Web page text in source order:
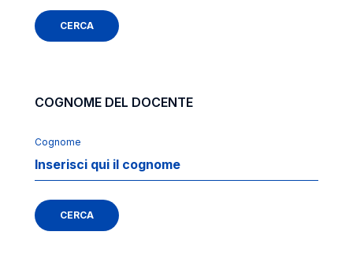
CERCA
COGNOME DEL DOCENTE
Cognome
CERCA